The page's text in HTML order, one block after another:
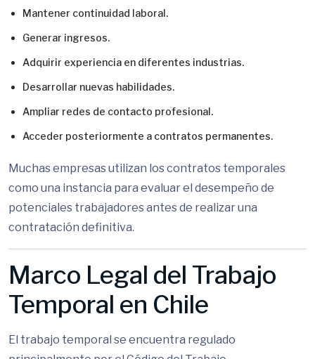
Mantener continuidad laboral.
Generar ingresos.
Adquirir experiencia en diferentes industrias.
Desarrollar nuevas habilidades.
Ampliar redes de contacto profesional.
Acceder posteriormente a contratos permanentes.
Muchas empresas utilizan los contratos temporales
como una instancia para evaluar el desempeño de
potenciales trabajadores antes de realizar una
contratación definitiva.
Marco Legal del Trabajo
Temporal en Chile
El trabajo temporal se encuentra regulado